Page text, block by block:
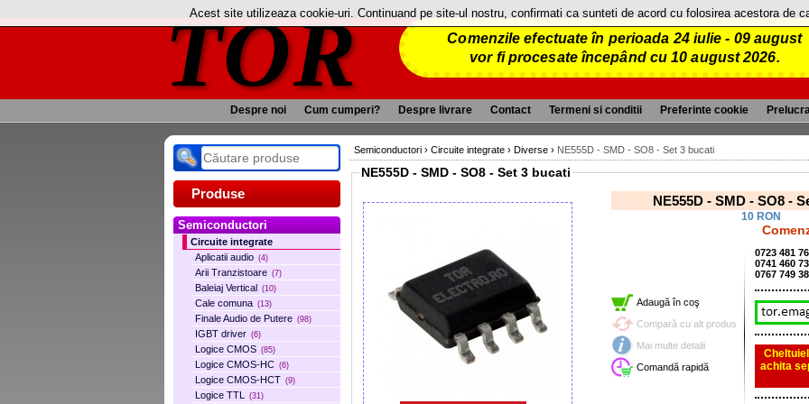
TOR
Comenzile efectuate în perioada 24 iulie - 09 august
vor fi procesate începând cu 10 august 2026.
Despre noi Cum cumperi? Despre livrare Contact Termeni si conditii Preferinte cookie
Produse
Semiconductori
Circuite integrate
Aplicatii audio (4)
Arii Tranzistoare (7)
Baleiaj Vertical (10)
Cale comuna (13)
Finale Audio de Putere (98)
IGBT driver (6)
Logice CMOS (85)
Logice CMOS-HC (6)
Logice CMOS-HCT (9)
Logice TTL (31)
Semiconductori › Circuite integrate › Diverse › NE555D - SMD - SO8 - Set 3 bucati
NE555D - SMD - SO8 - Set 3 bucati
NE555D - SMD - SO8 -
10 RON
Adaugă în coş
Compară cu alt produs
Mai multe detalii
Comandă rapidă
0723 481
0741 460
0767 749
achita
Acest site utilizeaza cookie-uri. Continuand pe site-ul nostru, confirmati ca sunteti de acord cu folosirea acestora de